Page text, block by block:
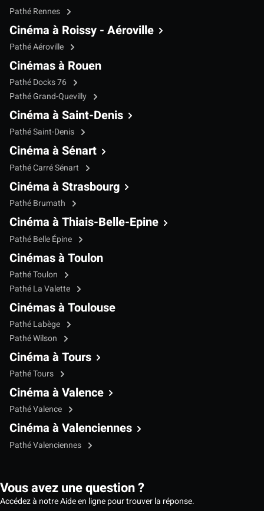
Pathé Rennes
Cinéma à Roissy - Aéroville
Pathé Aéroville
Cinémas à Rouen
Pathé Docks 76
Pathé Grand-Quevilly
Cinéma à Saint-Denis
Pathé Saint-Denis
Cinéma à Sénart
Pathé Carré Sénart
Cinéma à Strasbourg
Pathé Brumath
Cinéma à Thiais-Belle-Epine
Pathé Belle Épine
Cinémas à Toulon
Pathé Toulon
Pathé La Valette
Cinémas à Toulouse
Pathé Labège
Pathé Wilson
Cinéma à Tours
Pathé Tours
Cinéma à Valence
Pathé Valence
Cinéma à Valenciennes
Pathé Valenciennes
Vous avez une question ?
Accédez à notre Aide en ligne pour trouver la réponse.